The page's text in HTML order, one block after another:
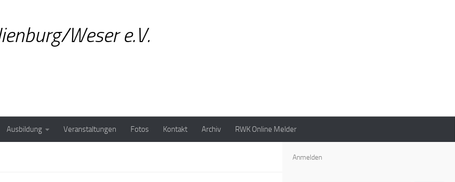
Weser e.V.
Ausbildung Veranstaltungen Fotos Kontakt Archiv RWK Online Melder
Anmelden